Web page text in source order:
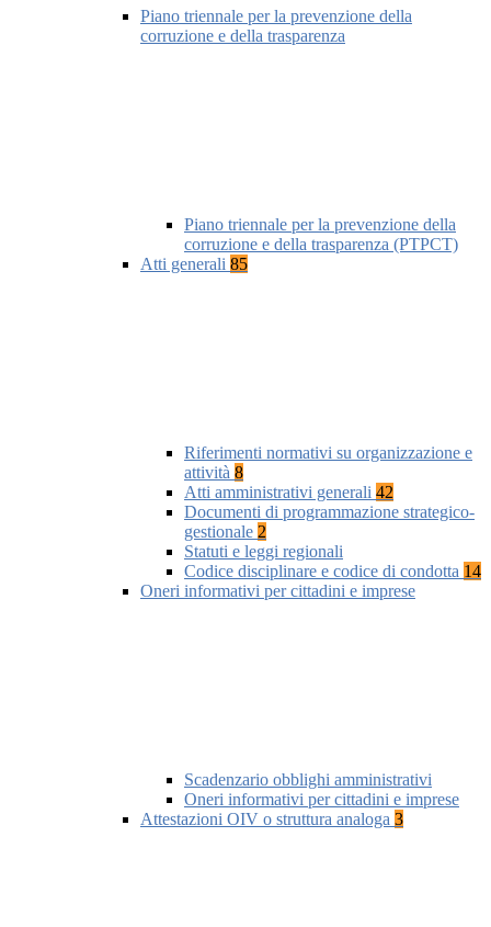
Piano triennale per la prevenzione della
corruzione e della trasparenza
Piano triennale per la prevenzione della
corruzione e della trasparenza (PTPCT)
Atti generali 85
Riferimenti normativi su organizzazione e
attività 8
Atti amministrativi generali 42
Documenti di programmazione strategico-
gestionale 2
Statuti e leggi regionali
Codice disciplinare e codice di condotta 14
Oneri informativi per cittadini e imprese
Scadenzario obblighi amministrativi
Oneri informativi per cittadini e imprese
Attestazioni OIV o struttura analoga 3